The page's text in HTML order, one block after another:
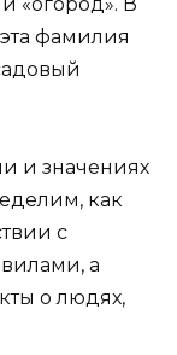
фамилия
и значениях
как
с
а
о людях,